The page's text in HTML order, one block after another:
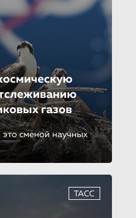
газов
сменой научных
ТАСС